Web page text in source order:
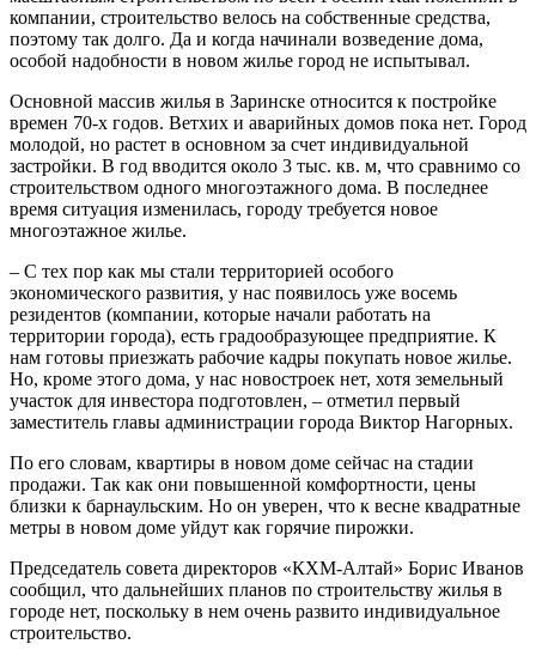
компании, строительство велось на собственные средства,
поэтому так долго. Да и когда начинали возведение дома,
особой надобности в новом жилье город не испытывал.
Основной массив жилья в Заринске относится к постройке
времен 70-х годов. Ветхих и аварийных домов пока нет. Город
молодой, но растет в основном за счет индивидуальной
застройки. В год вводится около 3 тыс. кв. м, что сравнимо со
строительством одного многоэтажного дома. В последнее
время ситуация изменилась, городу требуется новое
многоэтажное жилье.
– С тех пор как мы стали территорией особого
экономического развития, у нас появилось уже восемь
резидентов (компании, которые начали работать на
территории города), есть градообразующее предприятие. К
нам готовы приезжать рабочие кадры покупать новое жилье.
Но, кроме этого дома, у нас новостроек нет, хотя земельный
участок для инвестора подготовлен, – отметил первый
заместитель главы администрации города Виктор Нагорных.
По его словам, квартиры в новом доме сейчас на стадии
продажи. Так как они повышенной комфортности, цены
близки к барнаульским. Но он уверен, что к весне квадратные
метры в новом доме уйдут как горячие пирожки.
Председатель совета директоров «КХМ-Алтай» Борис Иванов
сообщил, что дальнейших планов по строительству жилья в
городе нет, поскольку в нем очень развито индивидуальное
строительство.